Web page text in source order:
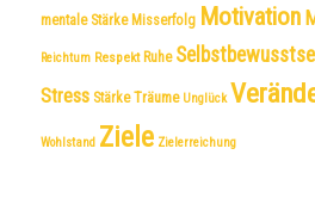
mentale Stärke Misserfolg Motivation
Reichtum Respekt Ruhe
Stress Stärke Träume Unglück
Wohlstand Ziele Zielerreichung